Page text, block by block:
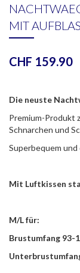
MIT
CHF 159.90
Die neuste
Premium-Produkt
Schnarchen und
Superbequem
Mit Luftkissen
M/L für:
Brustumfang 93-